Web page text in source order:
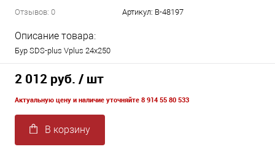
Отзывов: 0 Артикул: B-48197
Описание товара:
Бур SDS-plus Vplus 24х250
2 012 руб. / шт
Актуальную цену и наличие уточняйте 8 914 55 80 533
В корзину